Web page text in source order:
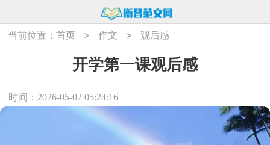
当前位置：首页 > 作文 > 观后感
开学第一课观后感
时间：2026-05-02 05:24:16